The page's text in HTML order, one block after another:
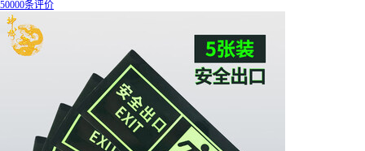
50000条评价